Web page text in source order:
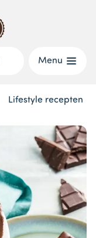
Menu
Lifestyle recepten